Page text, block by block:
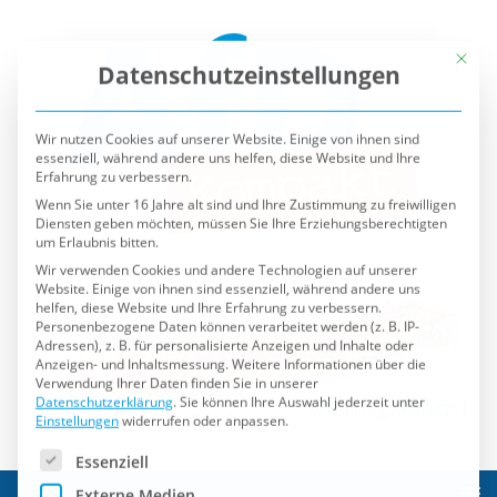
Wir nutzen Cookies auf unserer Website. Einige von ihnen sind
essenziell, während andere uns helfen, diese Website und Ihre
Erfahrung zu verbessern.
Wenn Sie unter 16 Jahre alt sind und Ihre Zustimmung zu freiwilligen
Diensten geben möchten, müssen Sie Ihre Erziehungsberechtigten
um Erlaubnis bitten.
Wir verwenden Cookies und andere Technologien auf unserer
Website. Einige von ihnen sind essenziell, während andere uns
helfen, diese Website und Ihre Erfahrung zu verbessern.
Personenbezogene Daten können verarbeitet werden (z. B. IP-
Adressen), z. B. für personalisierte Anzeigen und Inhalte oder
Anzeigen- und Inhaltsmessung.Weitere Informationen über die
Verwendung Ihrer Daten finden Sie in unserer
Datenschutzerklärung. Sie können Ihre Auswahl jederzeit unter
Einstellungenwiderrufen oder anpassen.
Es folgt eine Liste der Service-Gruppen, für die eine
Externe Medien